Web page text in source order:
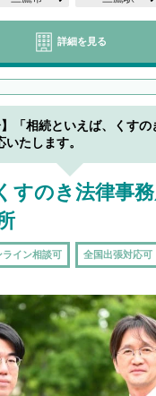
詳細を見る
】「相続といえば、くすの
たします。
すのき法律事務
ライン相談可 全国出張対応可